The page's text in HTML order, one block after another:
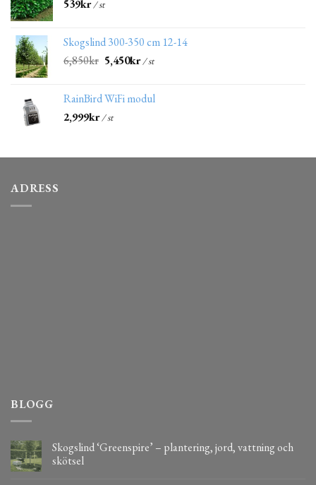
539kr/ st
Skogslind 300-350 cm 12-14
6,850kr 5,450kr/ st
RainBird WiFi modul
2,999kr/ st
ADRESS
BLOGG
Skogslind ‘Greenspire’ – plantering, jord, vattning och
skötsel